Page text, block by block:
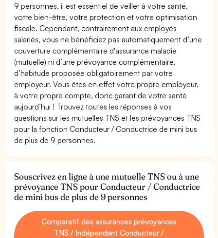
9 personnes, il est essentiel de veiller à votre santé,
votre bien-être, votre protection et votre optimisation
fiscale. Cependant, contrairement aux employés
salariés, vous ne bénéficiez pas automatiquement d’une
couverture complémentaire d'assurance maladie
(mutuelle) ni d’une prévoyance complémentaire,
d’habitude proposée obligatoirement par votre
employeur. Vous êtes en effet votre propre employeur,
à votre propre compte, donc garant de votre santé
aujourd’hui ! Trouvez toutes les réponses à vos
questions sur les mutuelles TNS et les prévoyances TNS
pour la fonction Conducteur / Conductrice de mini bus
de plus de 9 personnes.
Souscrivez en ligne à une mutuelle TNS ou à une
prévoyance TNS pour Conducteur / Conductrice
de mini bus de plus de 9 personnes
Comparatif des assurances prévoyances
TNS / Indépendant Conducteur /